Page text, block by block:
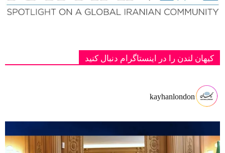
کیهان لندن را در اینستاگرام دنبال کنید
kayhanlondon